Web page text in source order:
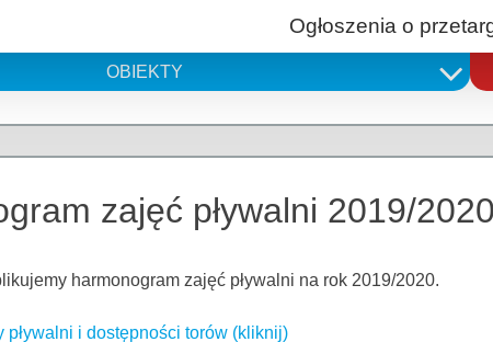
Ogłoszenia o
OBIEKTY
zajęć pływalni 2019/2020
harmonogram zajęć pływalni na rok 2019/2020.
pływalni i dostępności torów (kliknij)